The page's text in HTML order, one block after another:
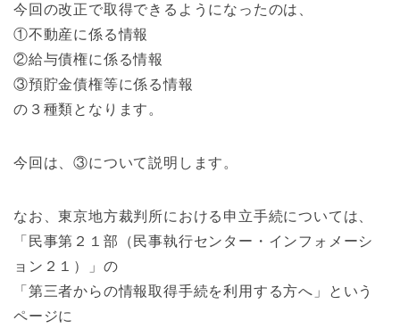
今回の改正で取得できるようになったのは、
①不動産に係る情報
②給与債権に係る情報
③預貯金債権等に係る情報
の３種類となります。
今回は、③について説明します。
なお、東京地方裁判所における申立手続については、
「民事第２１部（民事執行センター・インフォメーシ
ョン２１）」の
「第三者からの情報取得手続を利用する方へ」という
ページに